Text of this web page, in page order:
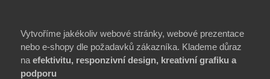
Vytvoříme jakékoliv webové stránky, webové prezentace
nebo e-shopy dle požadavků zákazníka. Klademe důraz
na efektivitu, responzivní design, kreativní grafiku a
podporu